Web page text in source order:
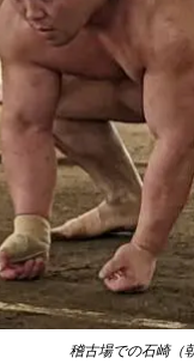
稽古場での石崎（